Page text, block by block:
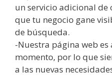
un servicio adicional de
que tu negocio gane
de búsqueda.
-Nuestra página web
momento, por lo que
a las nuevas